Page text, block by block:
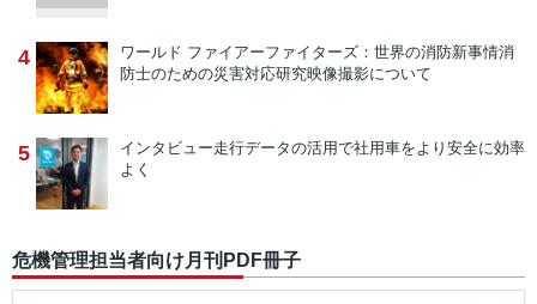
4 ワールド ファイアーファイターズ：世界の消防新事情消
防士のための災害対応研究映像撮影について
5 インタビュー走行データの活用で社用車をより安全に効率
よく
危機管理担当者向け月刊PDF冊子